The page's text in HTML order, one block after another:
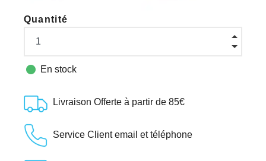
Quantité
 En stock
Livraison Offerte à partir de 85€
Service Client email et téléphone